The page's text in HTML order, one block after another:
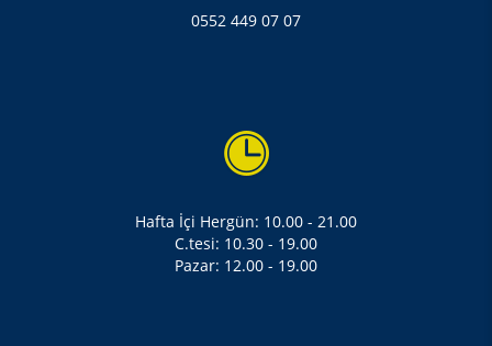
0552 449 07 07
Hafta İçi Hergün: 10.00 - 21.00
C.tesi: 10.30 - 19.00
Pazar: 12.00 - 19.00